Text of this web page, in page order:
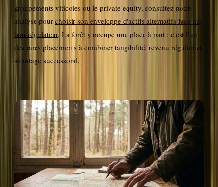
groupements viticoles ou le private equity, consultez notre
analyse pour choisir son enveloppe d'actifs alternatifs face au
bon régulateur. La forêt y occupe une place à part : c'est l'un
des rares placements à combiner tangibilité, revenu régulier et
avantage successoral.